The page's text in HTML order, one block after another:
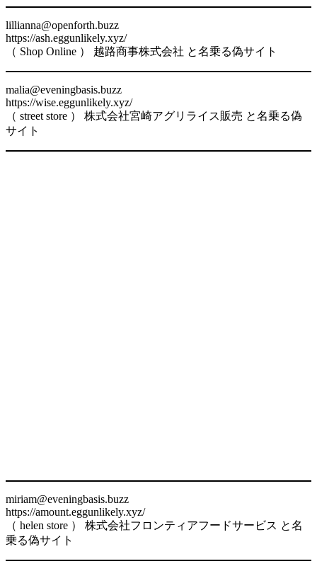
lillianna@openforth.buzz
https://ash.eggunlikely.xyz/
（ Shop Online ） 越路商事株式会社 と名乗る偽サイト
malia@eveningbasis.buzz
https://wise.eggunlikely.xyz/
（ street store ） 株式会社宮崎アグリライス販売 と名乗る偽
サイト
miriam@eveningbasis.buzz
https://amount.eggunlikely.xyz/
（ helen store ） 株式会社フロンティアフードサービス と名
乗る偽サイト